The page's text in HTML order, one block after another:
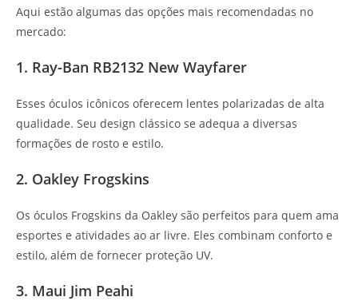
Aqui estão algumas das opções mais recomendadas no
mercado:
1. Ray-Ban RB2132 New Wayfarer
Esses óculos icônicos oferecem lentes polarizadas de alta
qualidade. Seu design clássico se adequa a diversas
formações de rosto e estilo.
2. Oakley Frogskins
Os óculos Frogskins da Oakley são perfeitos para quem ama
esportes e atividades ao ar livre. Eles combinam conforto e
estilo, além de fornecer proteção UV.
3. Maui Jim Peahi